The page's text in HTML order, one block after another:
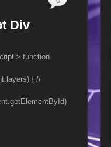
Div
function
{ //